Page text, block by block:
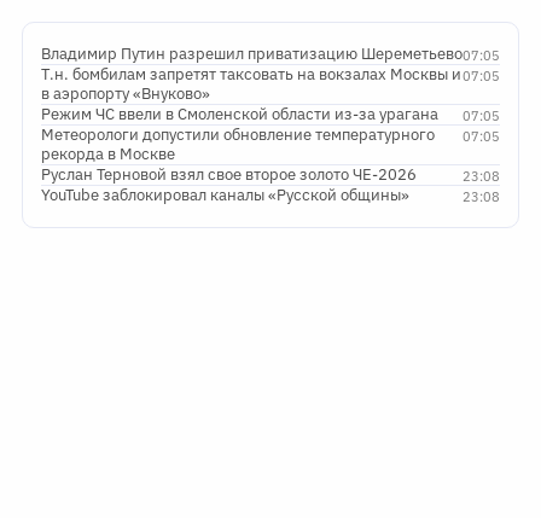
07:05
Владимир Путин разрешил приватизацию Шереметьево
07:05
Т.н. бомбилам запретят таксовать на вокзалах Москвы и
в аэропорту «Внуково»
07:05
Режим ЧС ввели в Смоленской области из-за урагана
07:05
Метеорологи допустили обновление температурного
рекорда в Москве
23:08
Руслан Терновой взял свое второе золото ЧЕ-2026
23:08
YouTube заблокировал каналы «Русской общины»